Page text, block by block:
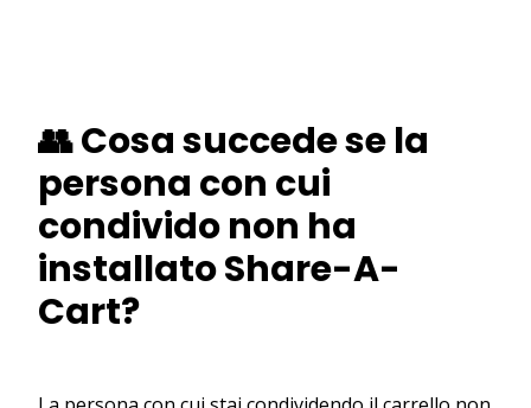
👥 Cosa succede se la
persona con cui
condivido non ha
installato Share-A-
Cart?